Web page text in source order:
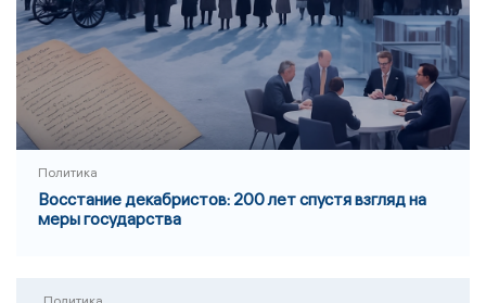
Политика
Восстание декабристов: 200 лет спустя взгляд на
меры государства